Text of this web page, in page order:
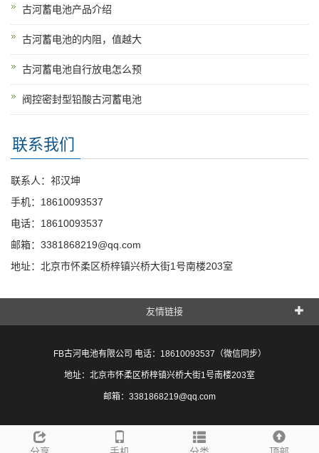
古河蓄电池产品介绍
古河蓄电池的内阻，值越大
古河蓄电池自行放电怎么预
阀控密封型铅酸古河蓄电池
联系我们
联系人：祁汉坤
手机：18610093537
电话：18610093537
邮箱：3381868219@qq.com
地址：北京市怀柔区桥梓镇兴桥大街1号南楼203室
友情链接
FB古河电池有限公司 电话：18610093537（微信同步）
地址：北京市怀柔区桥梓镇兴桥大街1号南楼203室
邮箱：3381868219@qq.com